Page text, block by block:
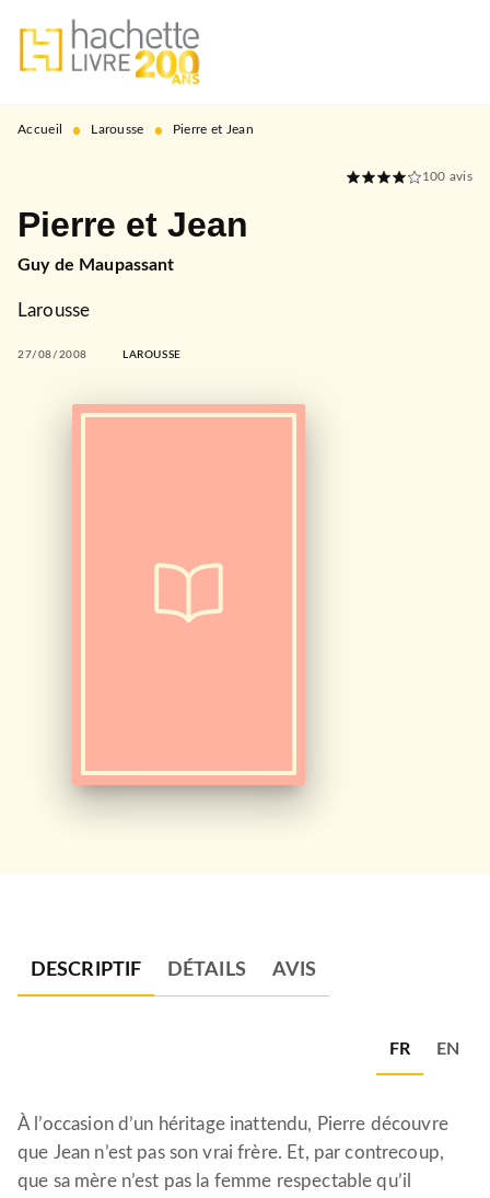
MENU RECHERCHE
PIED DE PAGE
Accueil • Larousse • Pierre et Jean
100 avis
Pierre et Jean
Guy de Maupassant
Larousse
27/08/2008 LAROUSSE
DESCRIPTIF DÉTAILS AVIS
FR EN
À l’occasion d’un héritage inattendu, Pierre découvre
que Jean n’est pas son vrai frère. Et, par contrecoup,
que sa mère n’est pas la femme respectable qu’il